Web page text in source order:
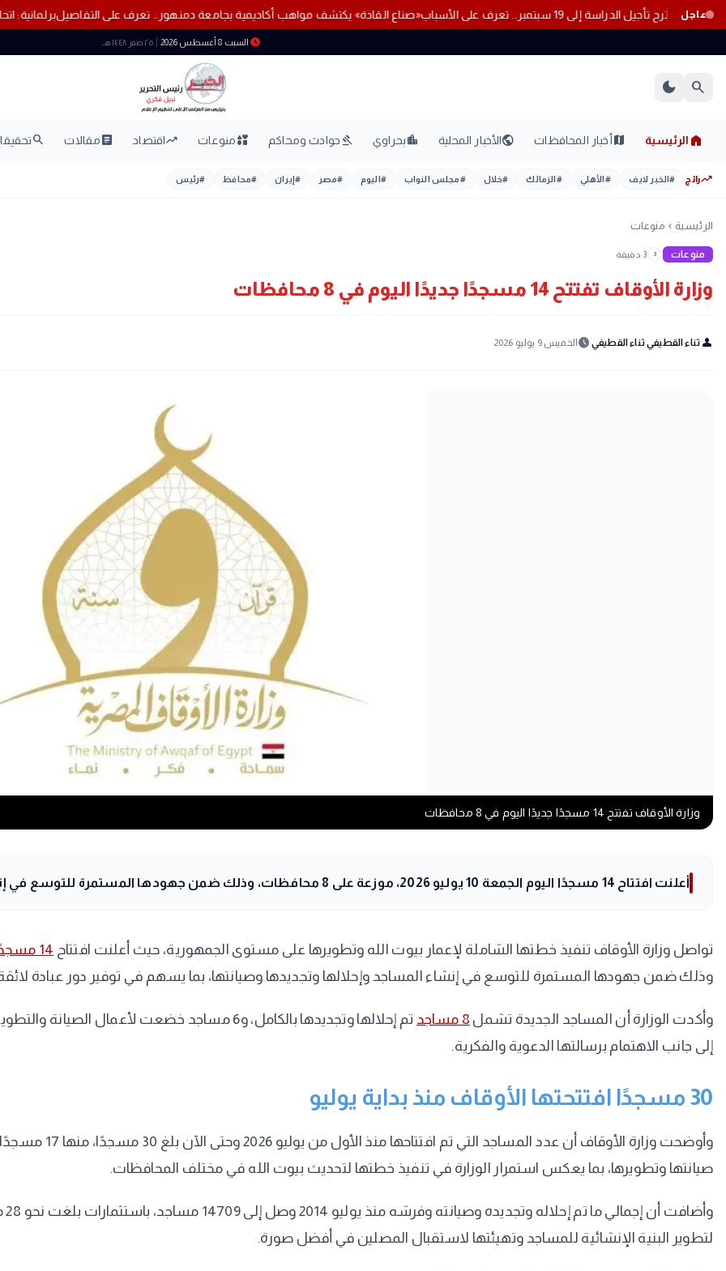
عاجل
الطلاب خبير تربوي يقترح تأجيل الدراسة إلى 19 سبتمبر.. تعرف على الأسباب «صناع القادة» يكتشف مواهب أكاديمية بجامعة دمنهور.. تعرف على
schedule السبت 8 أغسطس 2026 ٢٥ صفر ١٤٤٨ هـ
search
dark_mode
home الرئيسية mapأخبار المحافظات publicالأخبار المحلية location_cityبحراوي gavelحوادث ومحاكم interestsمنوعات trending_upاقتصاد articleمقالات search
trending_upرائج #الخبر لايف #الأهلي #الزمالك #خلال #مجلس النواب #اليوم #مصر #إيران #محافظ #رئيس
الرئيسية chevron_left منوعات
منوعات 3 3 دقيقة
وزارة الأوقاف تفتتح 14 مسجدًا جديدًا اليوم في 8 محافظات
person ثناء القطيفي ثناء القطيفي schedule الخميس 9 يوليو 2026
وزارة الأوقاف تفتتح 14 مسجدًا جديدًا اليوم في 8 محافظات
أعلنت افتتاح 14 مسجدًا اليوم الجمعة 10 يوليو 2026، موزعة على 8 محافظات، وذلك ضمن جهودها المستمرة للتوسع في إنشاء المساجد
تواصل وزارة الأوقاف تنفيذ خطتها الشاملة لإعمار بيوت الله وتطويرها على مستوى الجمهورية، حيث أعلنت افتتاح 14 مسجدًا
وذلك ضمن جهودها المستمرة للتوسع في إنشاء المساجد وإحلالها وتجديدها وصيانتها، بما يسهم في توفير دور عبادة
وأكدت الوزارة أن المساجد الجديدة تشمل 8 مساجد
تم إحلالها وتجديدها بالكامل، و6 مساجد خضعت
إلى جانب الاهتمام برسالتها الدعوية والفكرية.
30 مسجدًا افتتحتها الأوقاف منذ بداية يوليو
وأوضحت وزارة الأوقاف أن عدد المساجد التي تم افتتاحها منذ الأول من يوليو 2026 وحتى الآن بلغ 30 مسجدًا، منها 17 مسجدًا بين إنشاء جديد وإحلال وتجديد، بالإضافة إلى
صيانتها وتطويرها، بما يعكس استمرار الوزارة في تنفيذ خطتها لتحديث بيوت الله في مختلف المحافظات.
لتطوير البنية الإنشائية للمساجد وتهيئتها لاستقبال المصلين في أفضل صورة.